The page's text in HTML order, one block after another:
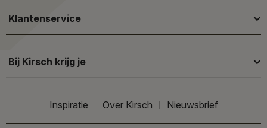
Klantenservice
Bij Kirsch krijg je
Inspiratie Over Kirsch Nieuwsbrief